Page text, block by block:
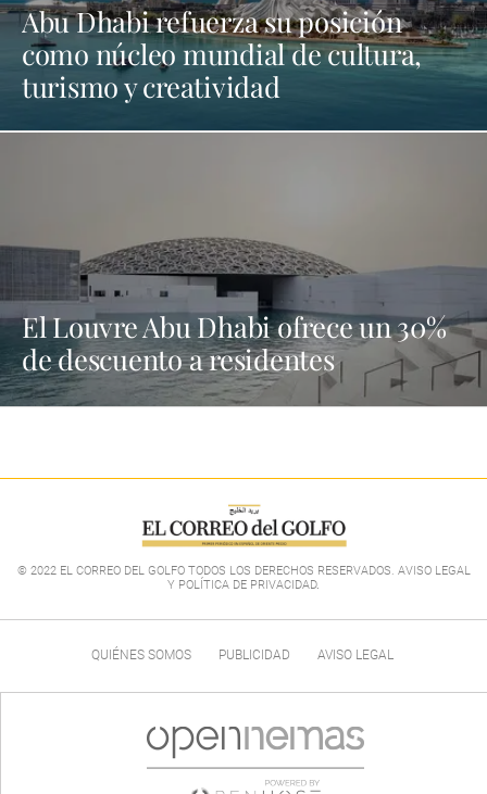
Abu Dhabi refuerza su posición
como núcleo mundial de cultura,
turismo y creatividad
El Louvre Abu Dhabi ofrece un 30%
de descuento a residentes
© 2022 EL CORREO DEL GOLFO TODOS LOS DERECHOS RESERVADOS. AVISO LEGAL
Y POLÍTICA DE PRIVACIDAD.
QUIÉNES SOMOS PUBLICIDAD AVISO LEGAL